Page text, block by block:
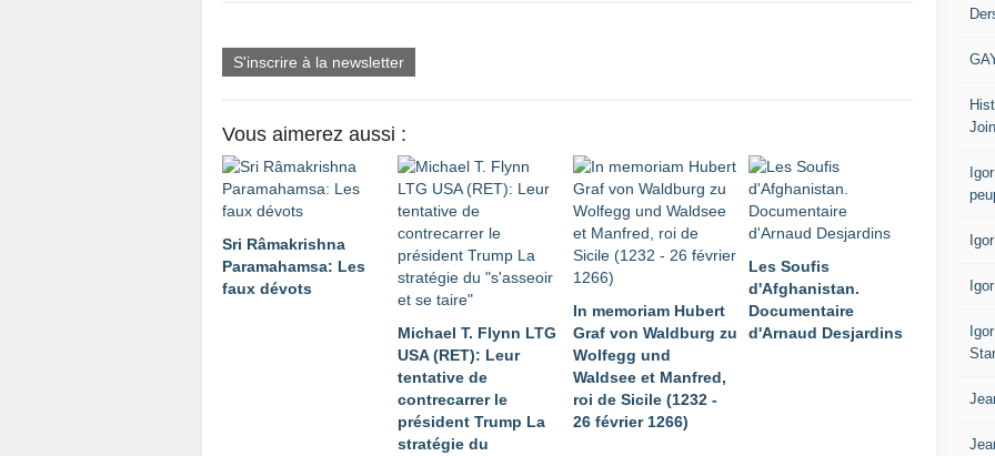
S'inscrire à la newsletter
Vous aimerez aussi :
Sri Râmakrishna
Paramahamsa: Les
faux dévots
Michael T. Flynn LTG
USA (RET): Leur
tentative de
contrecarrer le
président Trump La
stratégie du
In memoriam Hubert
Graf von Waldburg zu
Wolfegg und
Waldsee et Manfred,
roi de Sicile (1232 -
26 février 1266)
Les Soufis
d'Afghanistan.
Documentaire
d'Arnaud Desjardins